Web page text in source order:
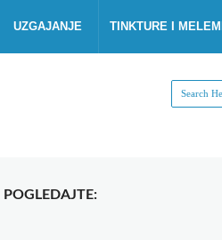
UZGAJANJE TINKTURE I MELEMI
POGLEDAJTE: